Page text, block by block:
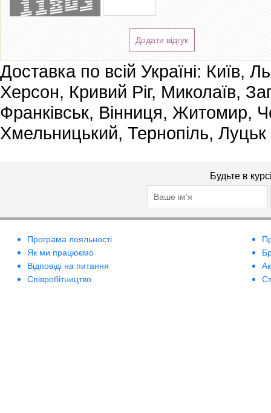
Додати відгук
Доставка по всій Україні: Київ,
Херсон, Кривий Ріг, Миколаїв,
Франківськ, Вінниця, Житомир,
Хмельницький, Тернопіль, Луцьк
Будьте в
Програма лояльності
Як ми працюємо
Відповіді на питання
Співробітництво